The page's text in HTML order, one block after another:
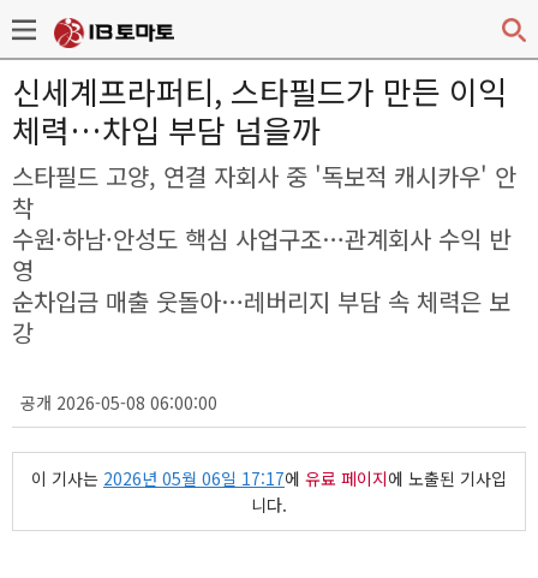
신세계프라퍼티, 스타필드가 만든 이익
체력…차입 부담 넘을까
스타필드 고양, 연결 자회사 중 '독보적 캐시카우' 안
착
수원·하남·안성도 핵심 사업구조…관계회사 수익 반
영
순차입금 매출 웃돌아…레버리지 부담 속 체력은 보
강
공개 2026-05-08 06:00:00
이 기사는 2026년 05월 06일 17:17에 유료 페이지에 노출된 기사입
니다.